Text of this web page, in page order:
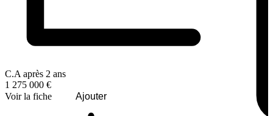
C.A après 2 ans
1 275 000 €
Voir la fiche
Ajouter